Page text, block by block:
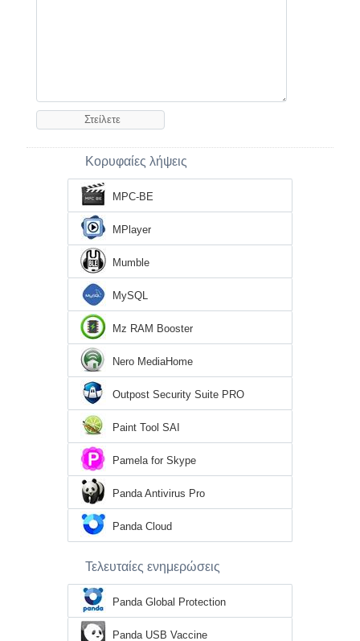
Κορυφαίες λήψεις
MPC-BE
MPlayer
Mumble
MySQL
Mz RAM Booster
Nero MediaHome
Outpost Security Suite PRO
Paint Tool SAI
Pamela for Skype
Panda Antivirus Pro
Panda Cloud
Τελευταίες ενημερώσεις
Panda Global Protection
Panda USB Vaccine